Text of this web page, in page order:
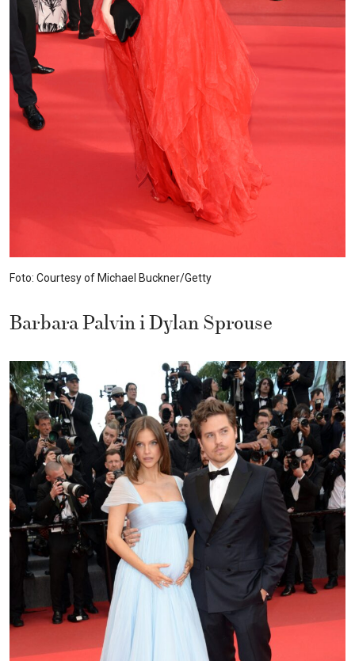
Foto: Courtesy of Michael Buckner/Getty
Barbara Palvin i Dylan Sprouse